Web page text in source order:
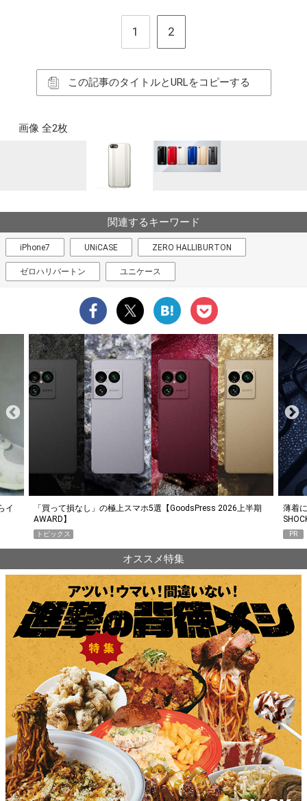
1 2
この記事のタイトルとURLをコピーする
画像 全2枚
関連するキーワード
iPhone7 UNiCASE ZERO HALLIBURTON
ゼロハリバートン ユニケース
イ
「買って損なし」の極上スマホ5選【GoodsPress 2026上半期
AWARD】
トピックス
薄着
PR
オススメ特集